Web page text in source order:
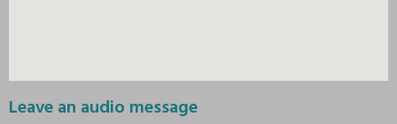
Leave an audio message